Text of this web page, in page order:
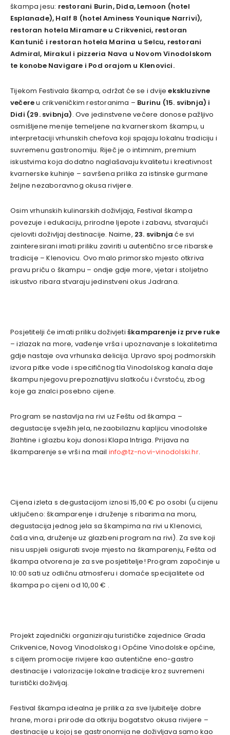
škampa jesu: restorani Burin, Dida, Lemoon (hotel
Esplanade), Half 8 (hotel Aminess Younique Narrivi),
restoran hotela Miramare u Crikvenici, restoran
Kantunić i restoran hotela Marina u Selcu, restorani
Admiral, Mirakul i pizzeria Nava u Novom Vinodolskom
te konobe Navigare i Pod orajom u Klenovici.
Tijekom Festivala škampa, održat će se i dvijeekskluzivne
večereu crikveničkim restoranima – Burinu (15. svibnja) i
Didi (29. svibnja). Ove jedinstvene večere donose pažljivo
osmišljene menije temeljene na kvarnerskom škampu, u
interpretaciji vrhunskih chefova koji spajaju lokalnu tradiciju i
suvremenu gastronomiju. Riječ je o intimnim, premium
iskustvima koja dodatno naglašavaju kvalitetu i kreativnost
kvarnerske kuhinje – savršena prilika za istinske gurmane
željne nezaboravnog okusa rivijere.
Osim vrhunskih kulinarskih doživljaja, Festival škampa
povezuje i edukaciju, prirodne ljepote i zabavu, stvarajući
cjeloviti doživljaj destinacije. Naime, 23. svibnja će svi
zainteresirani imati priliku zaviriti u autentično srce ribarske
tradicije – Klenovicu. Ovo malo primorsko mjesto otkriva
pravu priču o škampu – ondje gdje more, vjetar i stoljetno
iskustvo ribara stvaraju jedinstveni okus Jadrana.
Posjetitelji će imati priliku doživjeti škamparenje iz prve ruke
– izlazak na more, vađenje vrša i upoznavanje s lokalitetima
gdje nastaje ova vrhunska delicija. Upravo spoj podmorskih
izvora pitke vode i specifičnog tla Vinodolskog kanala daje
škampu njegovu prepoznatljivu slatkoću i čvrstoću, zbog
koje ga znalci posebno cijene.
Program se nastavlja na rivi uz Feštu od škampa –
degustacije svježih jela, nezaobilaznu kapljicu vinodolske
žlahtine i glazbu koju donosi Klapa Intriga. Prijava na
škamparenje se vrši na mail info@tz-novi-vinodolski.hr.
Cijena izleta s degustacijom iznosi 15,00 € po osobi (u cijenu
uključeno: škamparenje i druženje s ribarima na moru,
degustacija jednog jela sa škampima na rivi u Klenovici,
čaša vina, druženje uz glazbeni program na rivi). Za sve koji
nisu uspjeli osigurati svoje mjesto na škamparenju, Fešta od
škampa otvorena je za sve posjetitelje! Program započinje u
10:00 sati uz odličnu atmosferu i domaće specijalitete od
škampa po cijeni od 10,00 € .
Projekt zajednički organiziraju turističke zajednice Grada
Crikvenice, Novog Vinodolskog i Općine Vinodolske općine,
s ciljem promocije rivijere kao autentične eno-gastro
destinacije i valorizacije lokalne tradicije kroz suvremeni
turistički doživljaj.
Festival škampa idealna je prilika za sve ljubitelje dobre
hrane, mora i prirode da otkriju bogatstvo okusa rivijere –
destinacije u kojoj se gastronomija ne doživljava samo kao